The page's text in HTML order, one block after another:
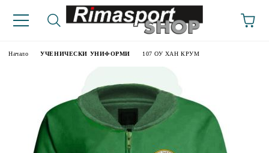
Начало УЧЕНИЧЕСКИ УНИФОРМИ 107 ОУ ХАН КРУМ